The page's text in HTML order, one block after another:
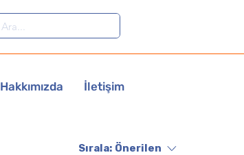
Hakkımızda İletişim
Sırala: Önerilen